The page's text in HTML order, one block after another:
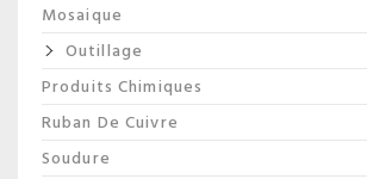
Mosaique
Outillage
Produits Chimiques
Ruban De Cuivre
Soudure